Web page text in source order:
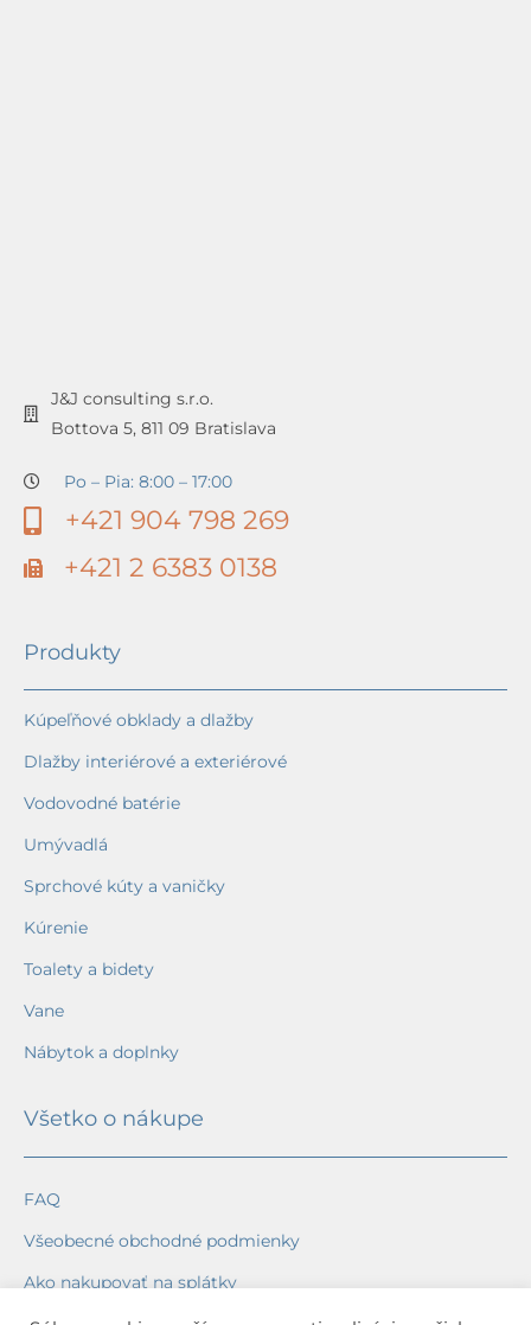
J&J consulting s.r.o.
Bottova 5, 811 09 Bratislava
Po – Pia: 8:00 – 17:00
+421 904 798 269
+421 2 6383 0138
Produkty
Kúpeľňové obklady a dlažby
Dlažby interiérové a exteriérové
Vodovodné batérie
Umývadlá
Sprchové kúty a vaničky
Kúrenie
Toalety a bidety
Vane
Nábytok a doplnky
Všetko o nákupe
FAQ
Všeobecné obchodné podmienky
Ako nakupovať na splátky